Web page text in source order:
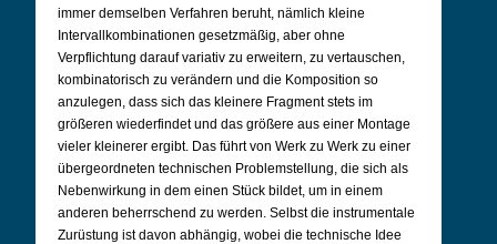
immer demselben Verfahren beruht, nämlich kleine
Intervallkombinationen gesetzmäßig, aber ohne
Verpflichtung darauf variativ zu erweitern, zu vertauschen,
kombinatorisch zu verändern und die Komposition so
anzulegen, dass sich das kleinere Fragment stets im
größeren wiederfindet und das größere aus einer Montage
vieler kleinerer ergibt. Das führt von Werk zu Werk zu einer
übergeordneten technischen Problemstellung, die sich als
Nebenwirkung in dem einen Stück bildet, um in einem
anderen beherrschend zu werden. Selbst die instrumentale
Zurüstung ist davon abhängig, wobei die technische Idee